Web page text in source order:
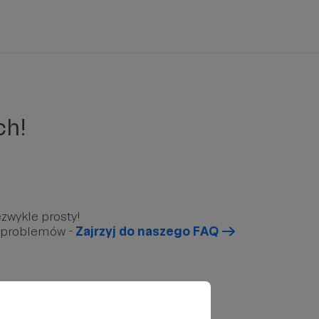
prosty!
- Zajrzyj do naszego FAQ